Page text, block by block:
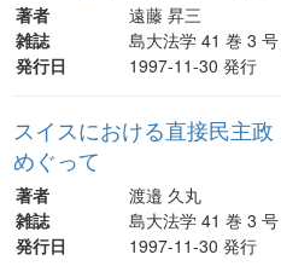
著者
遠藤 昇三
雑誌
島大法学 41 巻 3
発行日
1997-11-30 発行
スイスにおける直接民主
めぐって
著者
渡邉 久丸
雑誌
島大法学 41 巻 3
発行日
1997-11-30 発行